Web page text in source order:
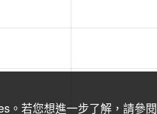
。若您想進一步了解，請參閱